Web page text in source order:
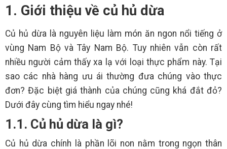
1. Giới thiệu về củ hủ dừa
Củ hủ dừa là nguyên liệu làm món ăn ngon nổi tiếng ở
vùng Nam Bộ và Tây Nam Bộ. Tuy nhiên vẫn còn rất
nhiều người cảm thấy xa lạ với loại thực phẩm này. Tại
sao các nhà hàng ưu ái thường đưa chúng vào thực
đơn? Đặc biệt giá thành của chúng cũng khá đắt đỏ?
Dưới đây cùng tìm hiểu ngay nhé!
1.1. Củ hủ dừa là gì?
Củ hủ dừa chính là phần lõi non nằm trong ngọn thân